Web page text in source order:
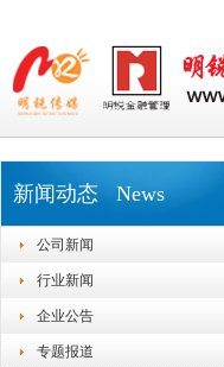
新闻动态 News
公司新闻
行业新闻
企业公告
专题报道